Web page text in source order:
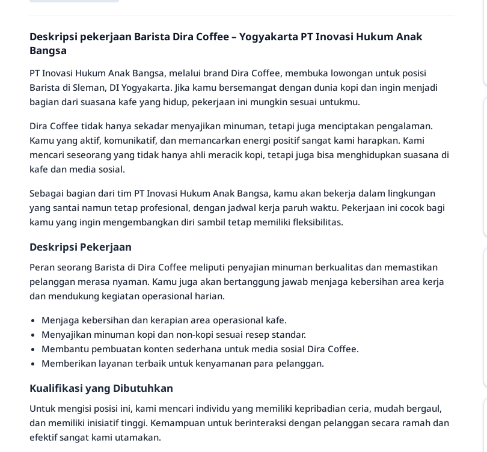
Deskripsi pekerjaan Barista Dira Coffee – Yogyakarta PT Inovasi Hukum Anak
Bangsa
PT Inovasi Hukum Anak Bangsa, melalui brand Dira Coffee, membuka lowongan untuk posisi
Barista di Sleman, DI Yogyakarta. Jika kamu bersemangat dengan dunia kopi dan ingin menjadi
bagian dari suasana kafe yang hidup, pekerjaan ini mungkin sesuai untukmu.
Dira Coffee tidak hanya sekadar menyajikan minuman, tetapi juga menciptakan pengalaman.
Kamu yang aktif, komunikatif, dan memancarkan energi positif sangat kami harapkan. Kami
mencari seseorang yang tidak hanya ahli meracik kopi, tetapi juga bisa menghidupkan suasana di
kafe dan media sosial.
Sebagai bagian dari tim PT Inovasi Hukum Anak Bangsa, kamu akan bekerja dalam lingkungan
yang santai namun tetap profesional, dengan jadwal kerja paruh waktu. Pekerjaan ini cocok bagi
kamu yang ingin mengembangkan diri sambil tetap memiliki fleksibilitas.
Deskripsi Pekerjaan
Peran seorang Barista di Dira Coffee meliputi penyajian minuman berkualitas dan memastikan
pelanggan merasa nyaman. Kamu juga akan bertanggung jawab menjaga kebersihan area kerja
dan mendukung kegiatan operasional harian.
Menjaga kebersihan dan kerapian area operasional kafe.
Menyajikan minuman kopi dan non-kopi sesuai resep standar.
Membantu pembuatan konten sederhana untuk media sosial Dira Coffee.
Memberikan layanan terbaik untuk kenyamanan para pelanggan.
Kualifikasi yang Dibutuhkan
Untuk mengisi posisi ini, kami mencari individu yang memiliki kepribadian ceria, mudah bergaul,
dan memiliki inisiatif tinggi. Kemampuan untuk berinteraksi dengan pelanggan secara ramah dan
efektif sangat kami utamakan.